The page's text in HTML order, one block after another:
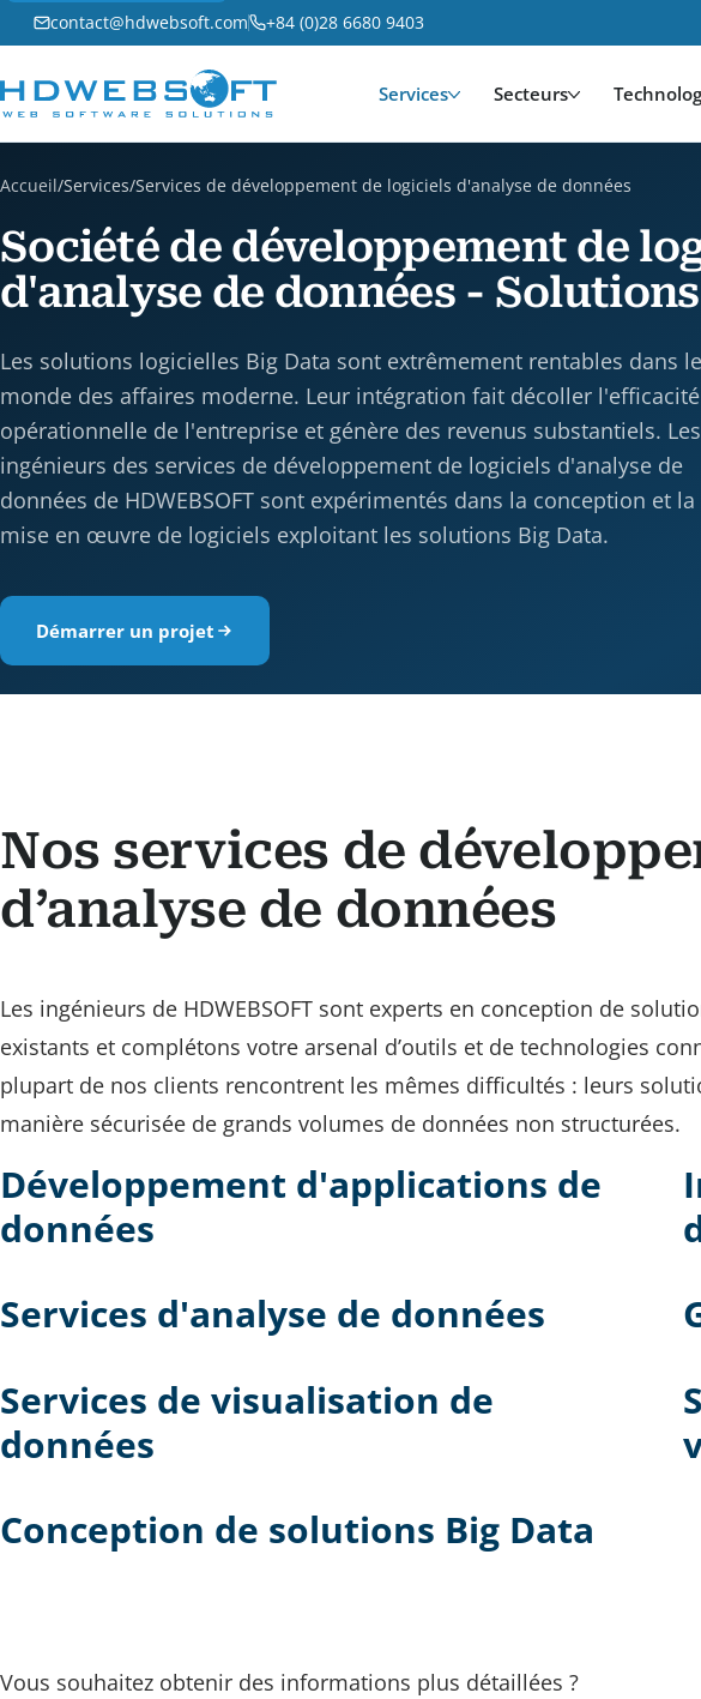
contact@hdwebsoft.com +84 (0)28 6680 9403
Services Secteurs
Accueil/Services/Services de développement de logiciels d'analyse de données
Société de développement de
d'analyse de données -
Les solutions logicielles Big Data sont extrêmement rentables dans le
monde des affaires moderne. Leur intégration fait décoller l'efficacité
opérationnelle de l'entreprise et génère des revenus substantiels. Les
ingénieurs des services de développement de logiciels d'analyse de
données de HDWEBSOFT sont expérimentés dans la conception et la
mise en œuvre de logiciels exploitant les solutions Big Data.
Démarrer un projet
Nos services de
d’analyse de données
Les ingénieurs de HDWEBSOFT sont experts en conception de
existants et complétons votre arsenal d’outils et de technologies
plupart de nos clients rencontrent les mêmes difficultés : leurs
manière sécurisée de grands volumes de données non structurées.
Développement d'applications de
données
Services d'analyse de données
Services de visualisation de
données
Conception de solutions Big Data
Vous souhaitez obtenir des informations plus détaillées ?